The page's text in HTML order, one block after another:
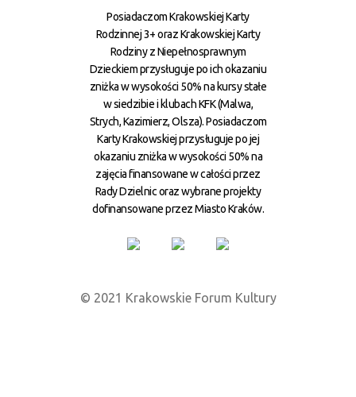
Posiadaczom Krakowskiej Karty
Rodzinnej 3+ oraz Krakowskiej Karty
Rodziny z Niepełnosprawnym
Dzieckiem przysługuje po ich okazaniu
zniżka w wysokości 50% na kursy stałe
w siedzibie i klubach KFK (Malwa,
Strych, Kazimierz, Olsza). Posiadaczom
Karty Krakowskiej przysługuje po jej
okazaniu zniżka w wysokości 50% na
zajęcia finansowane w całości przez
Rady Dzielnic oraz wybrane projekty
dofinansowane przez Miasto Kraków.
© 2021 Krakowskie Forum Kultury